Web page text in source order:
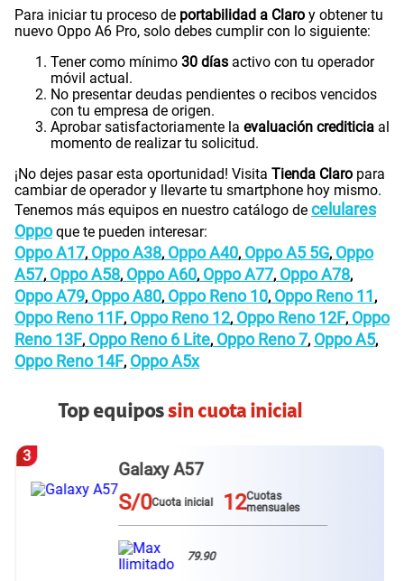
Para iniciar tu proceso de portabilidad a Claro y obtener tu
nuevo Oppo A6 Pro, solo debes cumplir con lo siguiente:
Tener como mínimo 30 días activo con tu operador
móvil actual.
No presentar deudas pendientes o recibos vencidos
con tu empresa de origen.
Aprobar satisfactoriamente la evaluación crediticia al
momento de realizar tu solicitud.
¡No dejes pasar esta oportunidad! Visita Tienda Claro para
cambiar de operador y llevarte tu smartphone hoy mismo.
Tenemos más equipos en nuestro catálogo de celulares
Oppoque te pueden interesar:
Oppo A17, Oppo A38, Oppo A40, Oppo A5 5G, Oppo
A57, Oppo A58, Oppo A60, Oppo A77, Oppo A78,
Oppo A79, Oppo A80, Oppo Reno 10, Oppo Reno 11 ,
Oppo Reno 11F, Oppo Reno 12, Oppo Reno 12F, Oppo
Reno 13F, Oppo Reno 6 Lite, Oppo Reno 7, Oppo A5,
Oppo Reno 14F, Oppo A5x
Top equipossin cuota inicial
3
Galaxy A57
S/0Cuota inicial 12Cuotas
mensuales
79.90